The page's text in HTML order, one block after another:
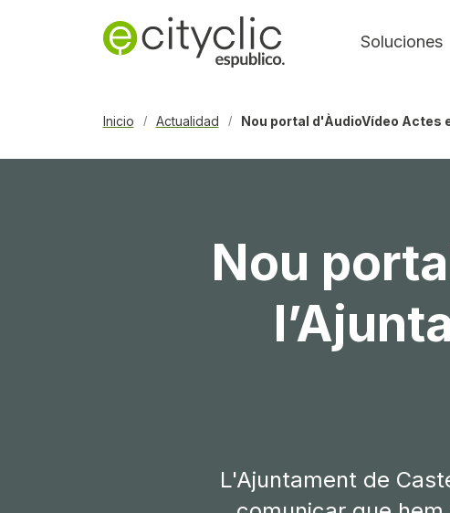
Soluciones
Inicio / Actualidad / Nou portal d'ÀudioVídeo Actes
Nou
L'Ajuntament de